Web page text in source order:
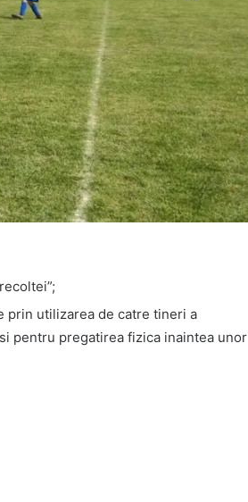
prin utilizarea de catre tineri a
pentru pregatirea fizica inaintea unor